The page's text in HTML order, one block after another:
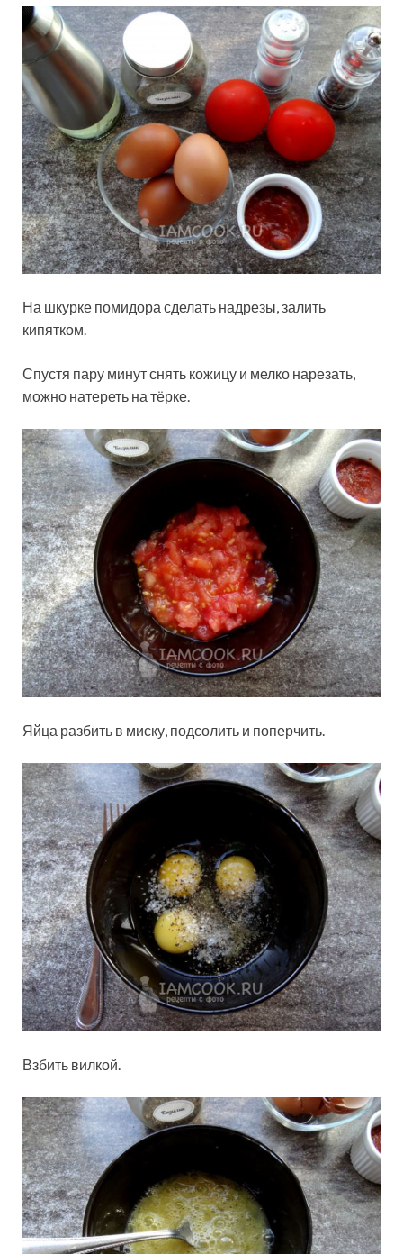
На шкурке помидора сделать надрезы, залить
кипятком.
Спустя пару минут снять кожицу и мелко нарезать,
можно натереть на тёрке.
Яйца разбить в миску, подсолить и поперчить.
Взбить вилкой.